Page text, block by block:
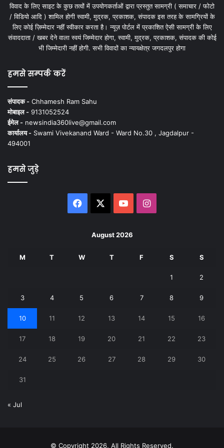
विवाद के लिए साइट के कुछ तत्वों में उपयोगकर्ताओं द्वारा प्रस्तुत सामग्री ( समाचार / फोटो
/ विडियो आदि ) शामिल होगी स्वामी, मुद्रक, प्रकाशक, संपादक इस तरह के सामग्रियों के
लिए कोई ज़िम्मेदार नहीं स्वीकार करता है। न्यूज़ पोर्टल में प्रकाशित ऐसी सामग्री के लिए
संवाददाता / खबर देने वाला स्वयं जिम्मेदार होगा, स्वामी, मुद्रक, प्रकाशक, संपादक की कोई
भी जिम्मेदारी नहीं होगी. सभी विवादों का न्यायक्षेत्र जगदलपुर होगा
हमसे सम्पर्क करें
संपादक - Chhamesh Ram Sahu
मोबाइल - 9131052524
ईमेल - newsindia360live@gmail.com
कार्यालय - Swami Vivekanand Ward - Ward No.30 , Jagdalpur -
494001
हमसे जुड़े
Facebook YouTubeInstagram
August 2026
M T W T F S S
1 2
3 4 5 6 7 8 9
10 11 12 13 14 15 16
17 18 19 20 21 22 23
24 25 26 27 28 29 30
31
« Jul
© Copyright 2026, All Rights Reserved.